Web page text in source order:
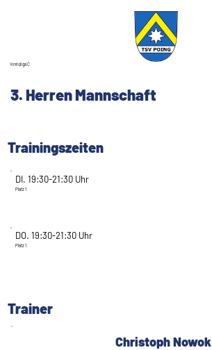
Kreisliga C
3. Herren Mannschaft
Trainingszeiten
DI. 19:30-21:30 Uhr
Platz 1
DO. 19:30-21:30 Uhr
Platz 1
Trainer
Christoph Nowok